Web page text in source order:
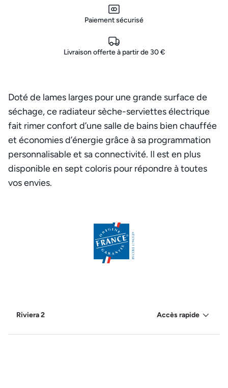
Paiement sécurisé
Livraison offerte à partir de 30 €
Doté de lames larges pour une grande surface de
séchage, ce radiateur sèche-serviettes électrique
fait rimer confort d’une salle de bains bien chauffée
et économies d’énergie grâce à sa programmation
personnalisable et sa connectivité. Il est en plus
disponible en sept coloris pour répondre à toutes
vos envies.
Riviera 2 Accès rapide